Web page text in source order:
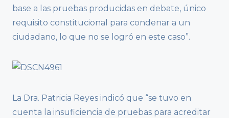
base a las pruebas producidas en debate, único
requisito constitucional para condenar a un
ciudadano, lo que no se logró en este caso”.
La Dra. Patricia Reyes indicó que “se tuvo en
cuenta la insuficiencia de pruebas para acreditar